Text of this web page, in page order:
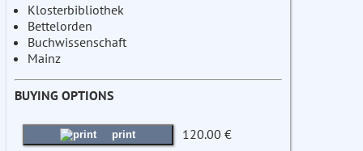
Klosterbibliothek
Bettelorden
Buchwissenschaft
Mainz
BUYING OPTIONS
print 120.00 €